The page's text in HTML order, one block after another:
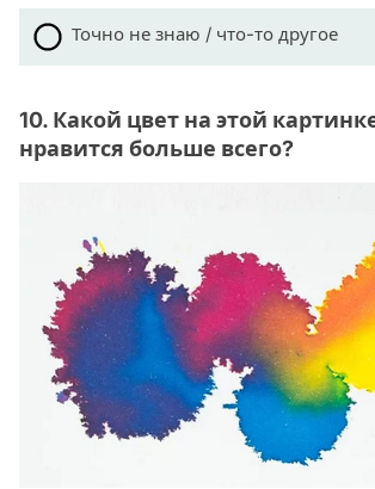
Точно не знаю / что-то другое
10. Какой цвет на этой
нравится больше всего?